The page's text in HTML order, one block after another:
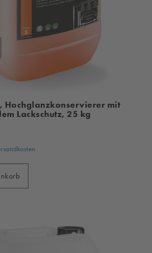
Hochglanzkonservierer mit
Lackschutz, 25 kg